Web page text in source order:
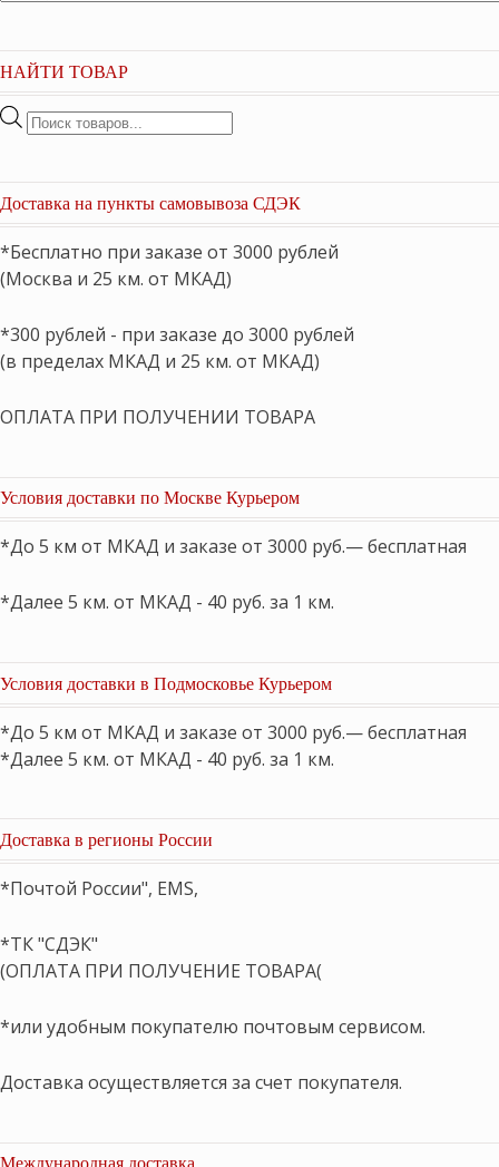
НАЙТИ ТОВАР
Поиск
Доставка на пункты самовывоза СДЭК
*Бесплатно при заказе от 3000 рублей
(Москва и 25 км. от МКАД)
*300 рублей - при заказе до 3000 рублей
(в пределах МКАД и 25 км. от МКАД)
ОПЛАТА ПРИ ПОЛУЧЕНИИ ТОВАРА
Условия доставки по Москве Курьером
*До 5 км от МКАД и заказе от 3000 руб.— бесплатная
*Далее 5 км. от МКАД - 40 руб. за 1 км.
Условия доставки в Подмосковье Курьером
*До 5 км от МКАД и заказе от 3000 руб.— бесплатная
*Далее 5 км. от МКАД - 40 руб. за 1 км.
Доставка в регионы России
*Почтой России", EMS,
*ТК "СДЭК"
(ОПЛАТА ПРИ ПОЛУЧЕНИЕ ТОВАРА(
*или удобным покупателю почтовым сервисом.
Доставка осуществляется за счет покупателя.